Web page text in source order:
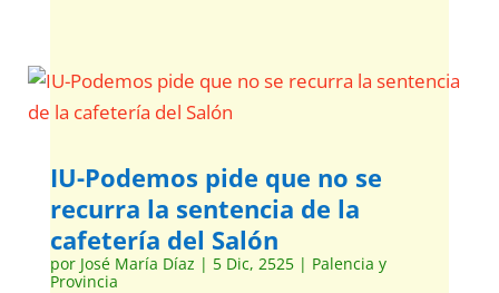
IU-Podemos pide que no se
recurra la sentencia de la
cafetería del Salón
por José María Díaz | 5 Dic, 2525| Palencia y
Provincia